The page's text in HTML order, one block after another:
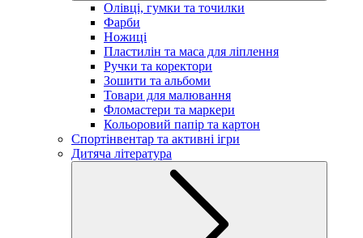
Олівці, гумки та точилки
Фарби
Ножиці
Пластилін та маса для ліплення
Ручки та коректори
Зошити та альбоми
Товари для малювання
Фломастери та маркери
Кольоровий папір та картон
Спортінвентар та активні ігри
Дитяча література